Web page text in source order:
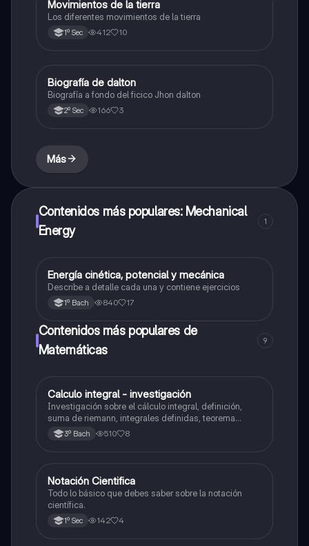
Física
Movimientos de la tierra
Los diferentes movimientos de la tierra
1º Sec 412 10
BFísica
Biografía de dalton
Biografía a fondo del ficico Jhon dalton
2º Sec 166 3
Más
Contenidos más populares: Mechanical
Energy
1
EFísica
Energía cinética, potencial y mecánica
Describe a detalle cada una y contiene ejercicios
1º Bach 840 17
Contenidos más populares de
Matemáticas
9
Matemáticas
Calculo integral - investigación
Investigación sobre el cálculo integral, definición,
suma de riemann, integrales definidas, teorema
fundamental del cálculo, antiderivadas, integrales
indefinidas y ejemplos.
3º Bach 510 8
Matemáticas
Notación Cientifica
Todo lo básico que debes saber sobre la notación
científica.
1º Sec 142 4